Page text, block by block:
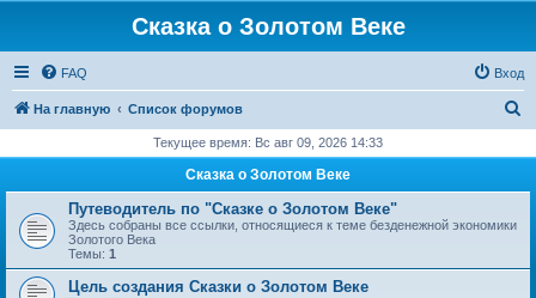
Сказка о Золотом Веке
FAQ Вход
На главную Список форумов
с
Текущее время: Вс авг 09, 2026 14:33
Сказка о Золотом Веке
Путеводитель по "Сказке о Золотом Веке"
Здесь собраны все ссылки, относящиеся к теме безденежной экономики
Золотого Века
Темы: 1
Цель создания Сказки о Золотом Веке